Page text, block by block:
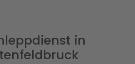
in